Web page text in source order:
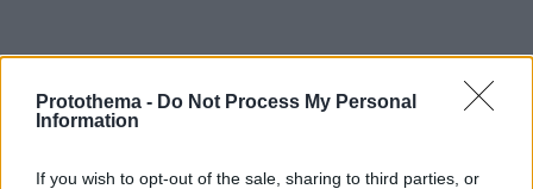
Protothema - Do Not Process My Personal
Information
If you wish to opt-out of the sale, sharing to third parties, or
ΤΑ ΠΙΟ ΔΗΜΟΦΙΛΗ